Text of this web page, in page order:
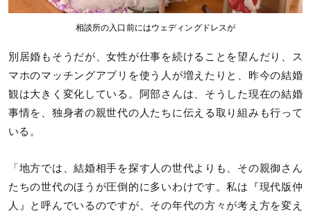
相談所の入口前にはウェディングドレスが
別居婚もそうだが、女性が仕事を続けることを望んだり、ス
マホのマッチングアプリを使う人が増えたりと、昨今の結婚
観は大きく変化している。阿部さんは、そうした現在の結婚
事情を、独身者の親世代の人たちに伝える取り組みも行って
いる。
「地方では、結婚相手を探す人の世代よりも、その親御さん
たちの世代のほうが圧倒的に多いわけです。私は『現代版仲
人』と呼んでいるのですが、その年代の方々が考え方を変え